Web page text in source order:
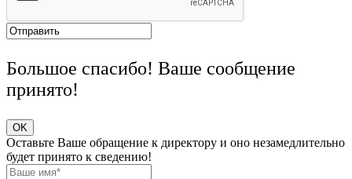
Большое спасибо! Ваше сообщение
принято!
OK
Оставьте Ваше обращение к директору и оно незамедлительно
будет принято к сведению!